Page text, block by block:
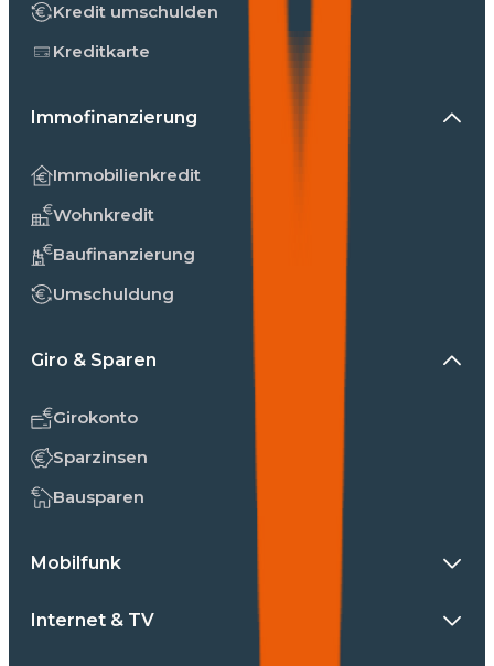
Kredit umschulden
Kreditkarte
Immofinanzierung
Immobilienkredit
Wohnkredit
Baufinanzierung
Umschuldung
Giro & Sparen
Girokonto
Sparzinsen
Bausparen
Mobilfunk
Internet & TV